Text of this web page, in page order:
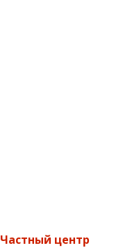
Частный центр